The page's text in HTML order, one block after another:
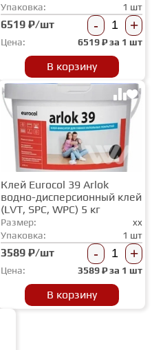
Упаковка:
1 шт
6519 ₽/шт - +
Цена: 6519₽ за 1 шт
В корзину
Клей Eurocol 39 Arlok
водно-дисперсионный клей
(LVT, SPC, WPC) 5 кг
Размер:
xx
Упаковка:
1 шт
3589 ₽/шт - +
Цена: 3589₽ за 1 шт
В корзину